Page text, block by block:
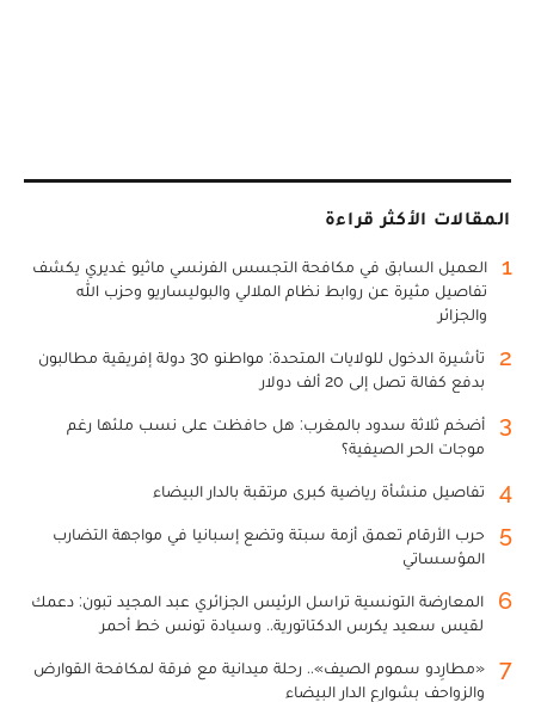
المقالات الأكثر قراءة
1
العميل السابق في مكافحة التجسس الفرنسي ماثيو غديري يكشف
تفاصيل مثيرة عن روابط نظام الملالي والبوليساريو وحزب الله
والجزائر
2
تأشيرة الدخول للولايات المتحدة: مواطنو 30 دولة إفريقية مطالبون
بدفع كفالة تصل إلى 20 ألف دولار
3
أضخم ثلاثة سدود بالمغرب: هل حافظت على نسب ملئها رغم
موجات الحر الصيفية؟
4 تفاصيل منشأة رياضية كبرى مرتقبة بالدار البيضاء
5
حرب الأرقام تعمق أزمة سبتة وتضع إسبانيا في مواجهة التضارب
المؤسساتي
6
المعارضة التونسية تراسل الرئيس الجزائري عبد المجيد تبون: دعمك
لقيس سعيد يكرس الدكتاتورية.. وسيادة تونس خط أحمر
7
«مطارِدو سموم الصيف».. رحلة ميدانية مع فرقة لمكافحة القوارض
والزواحف بشوارع الدار البيضاء